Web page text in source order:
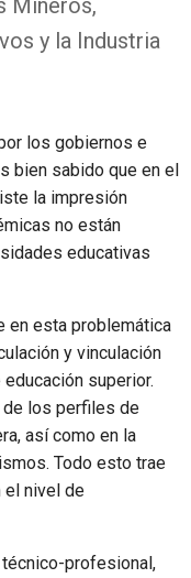
y la Industria
los gobiernos e
bien sabido que en el
la impresión
no están
educativas
en esta problemática
y vinculación
superior.
de los perfiles de
así como en la
Todo esto trae
el nivel de
profesional,